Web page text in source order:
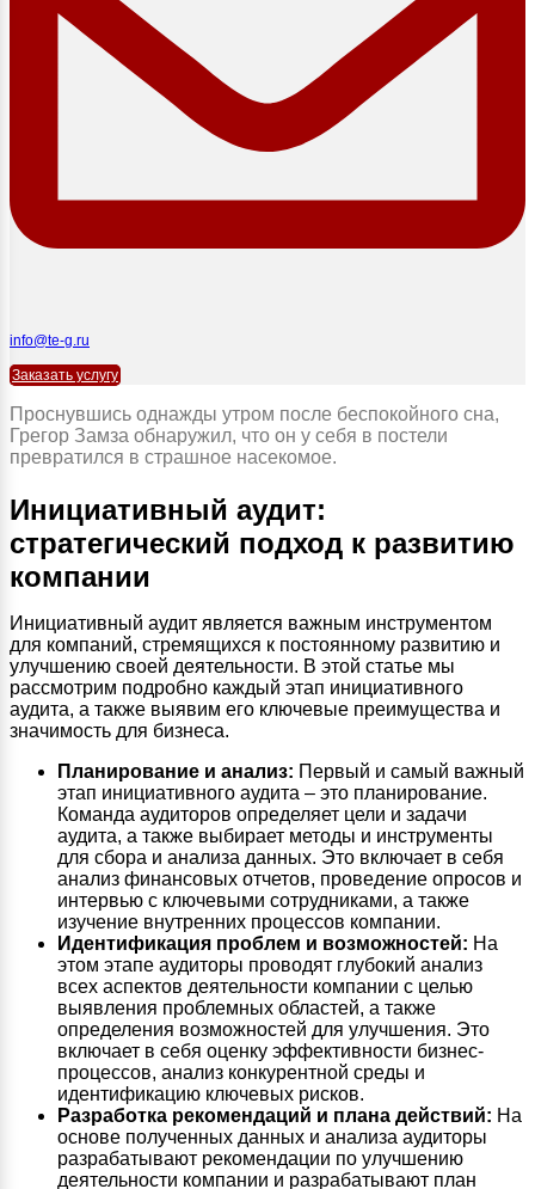
info@te-g.ru
Заказать услугу
Проснувшись однажды утром после беспокойного сна,
Грегор Замза обнаружил, что он у себя в постели
превратился в страшное насекомое.
Инициативный аудит:
стратегический подход к развитию
компании
Инициативный аудит является важным инструментом
для компаний, стремящихся к постоянному развитию и
улучшению своей деятельности. В этой статье мы
рассмотрим подробно каждый этап инициативного
аудита, а также выявим его ключевые преимущества и
значимость для бизнеса.
Планирование и анализ: Первый и самый важный
этап инициативного аудита – это планирование.
Команда аудиторов определяет цели и задачи
аудита, а также выбирает методы и инструменты
для сбора и анализа данных. Это включает в себя
анализ финансовых отчетов, проведение опросов и
интервью с ключевыми сотрудниками, а также
изучение внутренних процессов компании.
Идентификация проблем и возможностей: На
этом этапе аудиторы проводят глубокий анализ
всех аспектов деятельности компании с целью
выявления проблемных областей, а также
определения возможностей для улучшения. Это
включает в себя оценку эффективности бизнес-
процессов, анализ конкурентной среды и
идентификацию ключевых рисков.
Разработка рекомендаций и плана действий: На
основе полученных данных и анализа аудиторы
разрабатывают рекомендации по улучшению
деятельности компании и разрабатывают план